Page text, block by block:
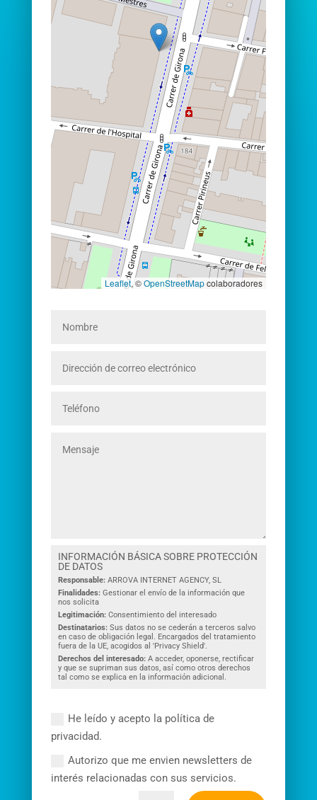
Leaflet, ©OpenStreetMapcolaboradores
INFORMACIÓN BÁSICA SOBRE PROTECCIÓN
DE DATOS
Responsable:ARROVA INTERNET AGENCY, SL
Finalidades:Gestionar el envío de la información que
nos solicita
Legitimación: Consentimiento del interesado
Destinatarios:Sus datos no se cederán a terceros salvo
en caso de obligación legal. Encargados del tratamiento
fuera de la UE, acogidos al 'Privacy Shield'.
Derechos del interesado:A acceder, oponerse, rectificar
y que se supriman sus datos, así como otros derechos
tal como se explica en la información adicional.
He leído y acepto la política de
privacidad.
Autorizo que me envien newsletters de
interés relacionadas con sus servicios.